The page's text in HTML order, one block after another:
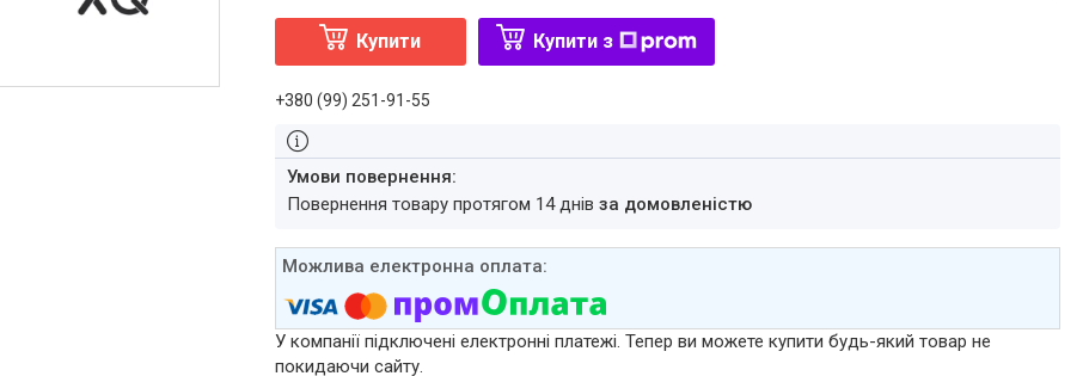
Купити Купити з
+380 (99) 251-91-55
повернення товару протягом 14 днів за домовленістю
У компанії підключені електронні платежі. Тепер ви можете купити будь-який товар не
покидаючи сайту.